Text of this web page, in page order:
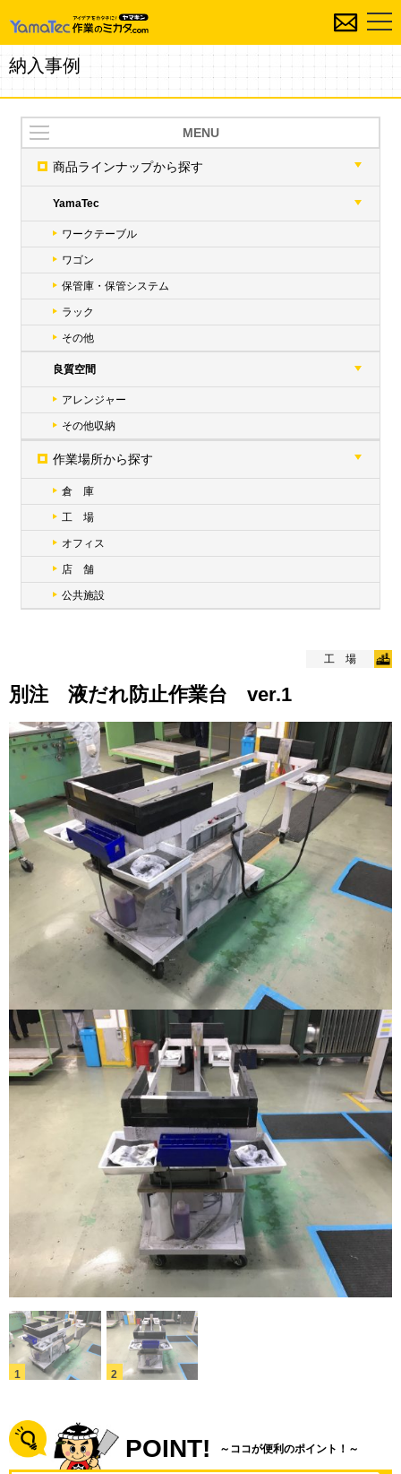
納入事例
MENU
商品ラインナップから探す
YamaTec
ワークテーブル
ワゴン
保管庫・保管システム
ラック
その他
良質空間
アレンジャー
その他収納
作業場所から探す
倉 庫
工 場
オフィス
店 舗
公共施設
工 場
別注 液だれ防止作業台 ver.1
POINT! ～ココが便利のポイント！～